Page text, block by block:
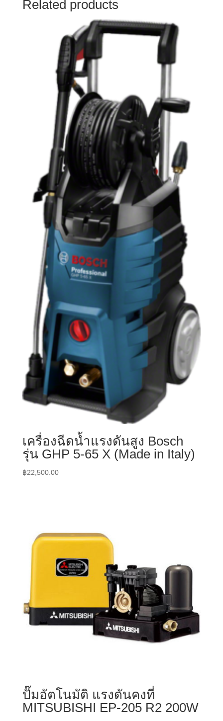
Related products
เครื่องฉีดน้ำแรงดันสูง Bosch
รุ่น GHP 5-65 X (Made in Italy)
฿22,500.00
ปั๊มอัตโนมัติ แรงดันคงที่
MITSUBISHI EP-205 R2 200W